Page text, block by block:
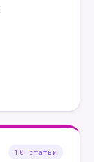
10 статьи